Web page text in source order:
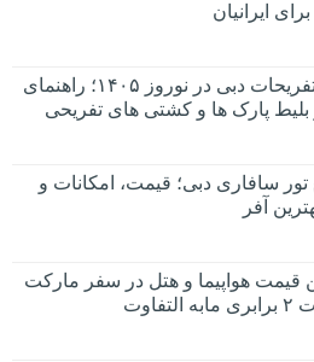
ایرانیان
لیست قیمت تفریحات دبی در نوروز ۱۴۰۵؛ راهنمای
بلیط پارک ها و کشتی های تفریحی
تور سافاری دبی؛ قیمت، امکانات و
آفر
قیمت هواپیما و هتل در سفر مارکت